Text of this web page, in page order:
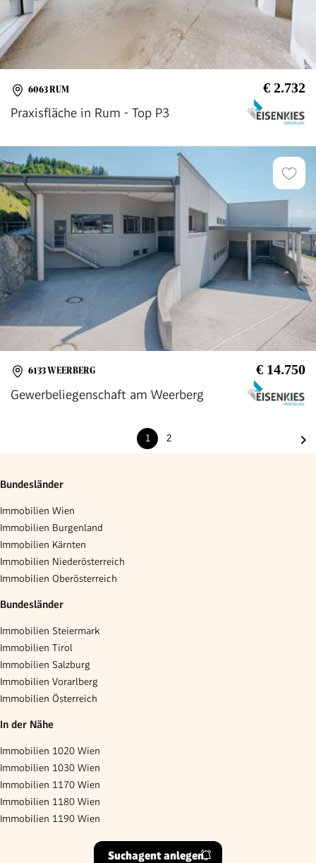
6063 RUM € 2.732
Praxisfläche in Rum - Top P3
6133 WEERBERG € 14.750
Gewerbeliegenschaft am Weerberg
1 2
Bundesländer
Immobilien Wien
Immobilien Burgenland
Immobilien Kärnten
Immobilien Niederösterreich
Immobilien Oberösterreich
Bundesländer
Immobilien Steiermark
Immobilien Tirol
Immobilien Salzburg
Immobilien Vorarlberg
Immobilien Österreich
In der Nähe
Immobilien 1020 Wien
Immobilien 1030 Wien
Immobilien 1170 Wien
Immobilien 1180 Wien
Immobilien 1190 Wien
Suchagent anlegen